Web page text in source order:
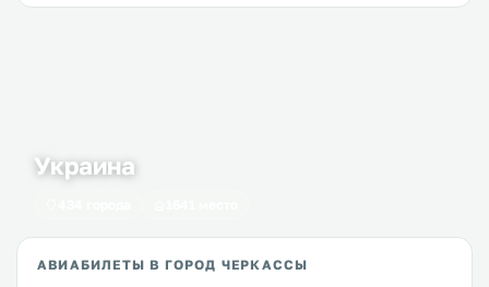
Украина
АВИАБИЛЕТЫ В ГОРОД ЧЕРКАССЫ